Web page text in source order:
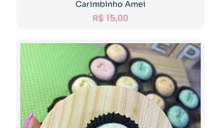
Carimbinho Amei
R$ 15,00